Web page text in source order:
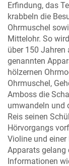
Erfindung, das
krabbeln die
Ohrmuschel
Mittelohr. So
über 150 Jahren
genannten
hölzernen
Ohrmuschel,
Amboss die
umwandeln und
Reis seinen
Hörvorgangs
Violine und
Apparats gelang
Informationen